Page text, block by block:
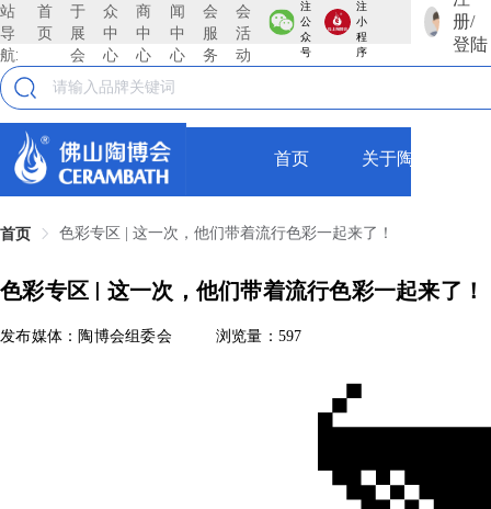
站
导
航:
首
页
于
展
会
众
中
心
商
中
心
闻
中
心
会
服
务
会
活
动
注
公
众
号
注
小
程
序
册/
登陆
首页 关于陶博会
首页 色彩专区 | 这一次，他们带着流行色彩一起来了！
色彩专区 | 这一次，他们带着流行色彩一起来了！
发布媒体：陶博会组委会 浏览量：597